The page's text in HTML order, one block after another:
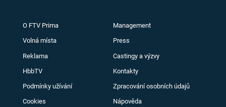
O FTV Prima Management
Volná místa Press
Reklama Castingy a výzvy
HbbTV Kontakty
Podmínky užívání Zpracování osobních údajů
Cookies Nápověda